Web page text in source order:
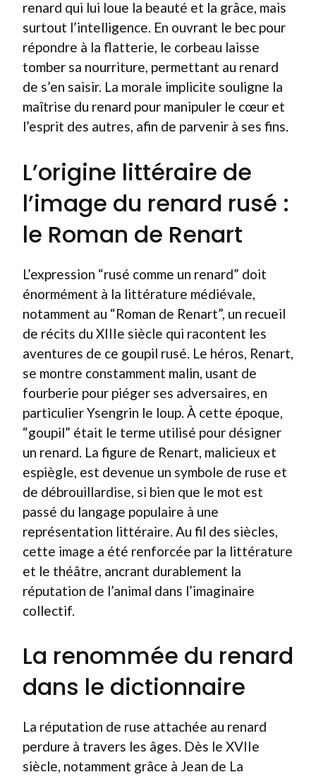
renard qui lui loue la beauté et la grâce, mais
surtout l’intelligence. En ouvrant le bec pour
répondre à la flatterie, le corbeau laisse
tomber sa nourriture, permettant au renard
de s’en saisir. La morale implicite souligne la
maîtrise du renard pour manipuler le cœur et
l’esprit des autres, afin de parvenir à ses fins.
L’origine littéraire de
l’image du renard rusé :
le Roman de Renart
L’expression “rusé comme un renard” doit
énormément à la littérature médiévale,
notamment au “Roman de Renart”, un recueil
de récits du XIIIe siècle qui racontent les
aventures de ce goupil rusé. Le héros, Renart,
se montre constamment malin, usant de
fourberie pour piéger ses adversaires, en
particulier Ysengrin le loup. À cette époque,
“goupil” était le terme utilisé pour désigner
un renard. La figure de Renart, malicieux et
espiègle, est devenue un symbole de ruse et
de débrouillardise, si bien que le mot est
passé du langage populaire à une
représentation littéraire. Au fil des siècles,
cette image a été renforcée par la littérature
et le théâtre, ancrant durablement la
réputation de l’animal dans l’imaginaire
collectif.
La renommée du renard
dans le dictionnaire
La réputation de ruse attachée au renard
perdure à travers les âges. Dès le XVIIe
siècle, notamment grâce à Jean de La